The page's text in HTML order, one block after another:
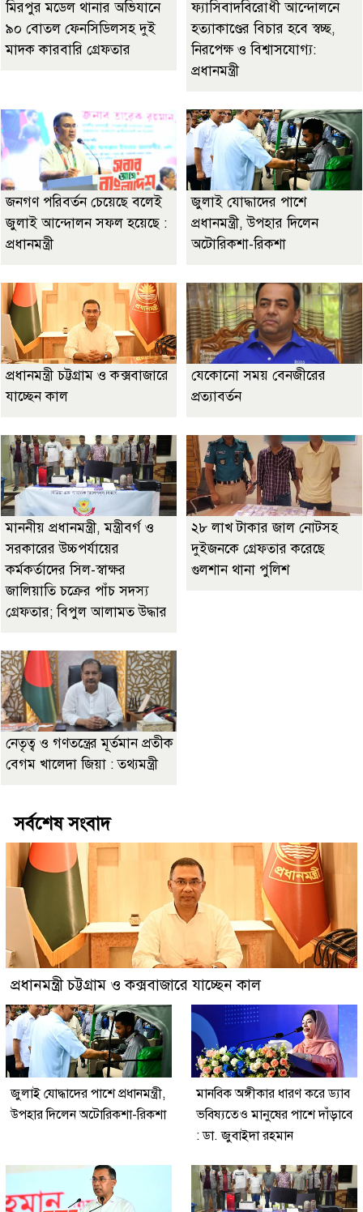
মিরপুর মডেল থানার অভিযানে
৯০ বোতল ফেনসিডিলসহ দুই
মাদক কারবারি গ্রেফতার
ফ্যাসিবাদবিরোধী আন্দোলনে
হত্যাকাণ্ডের বিচার হবে স্বচ্ছ,
নিরপেক্ষ ও বিশ্বাসযোগ্য:
প্রধানমন্ত্রী
জনগণ পরিবর্তন চেয়েছে বলেই
জুলাই আন্দোলন সফল হয়েছে :
প্রধানমন্ত্রী
জুলাই যোদ্ধাদের পাশে
প্রধানমন্ত্রী, উপহার দিলেন
অটোরিকশা-রিকশা
প্রধানমন্ত্রী চট্টগ্রাম ও কক্সবাজারে
যাচ্ছেন কাল
যেকোনো সময় বেনজীরের
প্রত্যাবর্তন
মাননীয় প্রধানমন্ত্রী, মন্ত্রীবর্গ ও
সরকারের উচ্চপর্যায়ের
কর্মকর্তাদের সিল-স্বাক্ষর
জালিয়াতি চক্রের পাঁচ সদস্য
গ্রেফতার; বিপুল আলামত উদ্ধার
২৮ লাখ টাকার জাল নোটসহ
দুইজনকে গ্রেফতার করেছে
গুলশান থানা পুলিশ
নেতৃত্ব ও গণতন্ত্রের মূর্তমান প্রতীক
বেগম খালেদা জিয়া : তথ্যমন্ত্রী
সর্বশেষ সংবাদ
প্রধানমন্ত্রী চট্টগ্রাম ও কক্সবাজারে যাচ্ছেন কাল
জুলাই যোদ্ধাদের পাশে প্রধানমন্ত্রী,
উপহার দিলেন অটোরিকশা-রিকশা
মানবিক অঙ্গীকার ধারণ করে ড্যাব
ভবিষ্যতেও মানুষের পাশে দাঁড়াবে
: ডা. জুবাইদা রহমান